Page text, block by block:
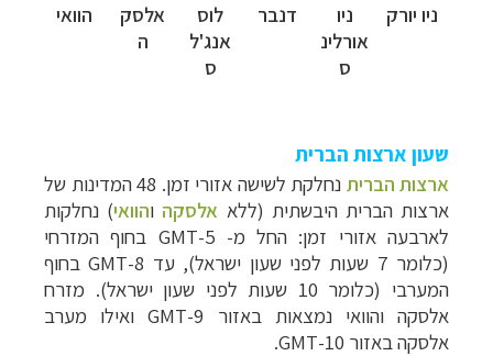
ניו יורק
ניו
אורלינ
ס
דנבר
לוס
אנג'ל
ס
אלסק
ה
הוואי
שעון ארצות הברית
ארצות הברית
נחלקת לשישה אזורי זמן. 48 המדינות של
ארצות הברית היבשתית (ללא אלסקה והוואי) נחלקות
לארבעה אזורי זמן: החל מ- 5-
GMT בחוף המזרחי
(כלומר 7 שעות לפני שעון ישראל), עד 8-
GMTבחוף
המערבי (כלומר 10 שעות לפני שעון ישראל).
מזרח
אלסקה והוואי נמצאות באזור 9- GMTואילו מערב
אלסקה באזור 10-
GMT
.